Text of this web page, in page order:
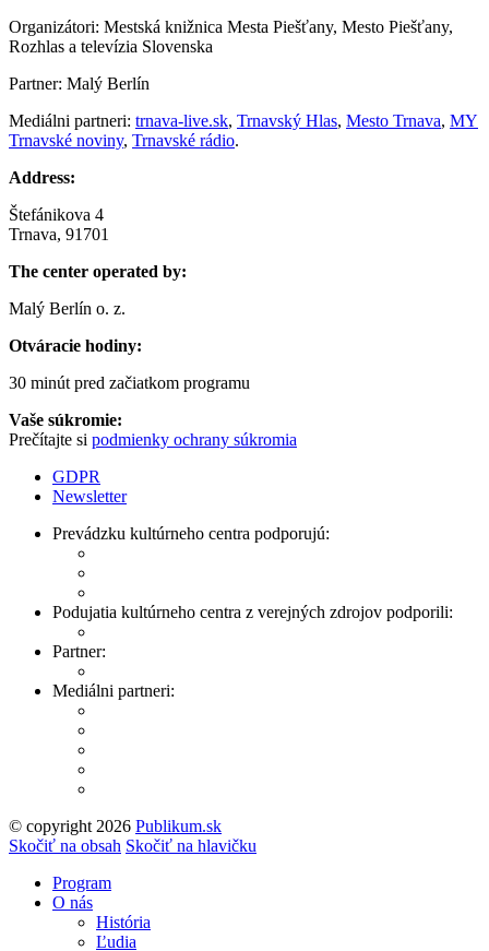
Organizátori: Mestská knižnica Mesta Piešťany, Mesto Piešťany,
Rozhlas a televízia Slovenska
Partner: Malý Berlín
Mediálni partneri: trnava-live.sk, Trnavský Hlas, Mesto Trnava, MY
Trnavské noviny, Trnavské rádio.
Address:
Štefánikova 4
Trnava, 91701
The center operated by:
Malý Berlín o. z.
Otváracie hodiny:
30 minút pred začiatkom programu
Vaše súkromie:
Prečítajte si podmienky ochrany súkromia
GDPR
Newsletter
Prevádzku kultúrneho centra podporujú:
Podujatia kultúrneho centra z verejných zdrojov podporili:
Partner:
Mediálni partneri:
© copyright 2026 Publikum.sk
Tvorba stránok: Enjoy
Skočiť na obsah Skočiť na hlavičku
Program
O nás
História
Ľudia